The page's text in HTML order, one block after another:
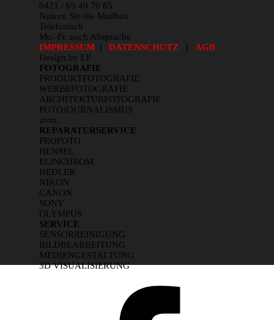
0421 / 69 49 70 85
Nutzen Sie die Mailbox
Telefonisch
Mo.-Fr. nach Absprache
IMPRESSUM | DATENSCHUTZ |
AGB
Design by LF
FOTOGRAFIE
PRODUKTFOTOGRAFIE
WERBEFOTOGRAFIE
ARCHITEKTURFOTOGRAFIE
FOTOJOURNALISMUS
uvm.
REPARATURSERVICE
PROFOTO
HENSEL
ELINCHROM
HEDLER
NIKON
CANON
SONY
OLYMPUS
SERVICE
SENSORREINIGUNG
BILDBEARBEITUNG
MEDIENGESTALTUNG
3D VISUALISIERUNG